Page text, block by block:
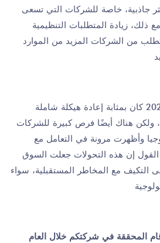
جاذبية، خاصة للشركات التي تسعى
زيادة المتطلبات التنظيمية
من الشركات المزيد من الموارد
بشكل عام، ما حدث في 2024 كان بمثابة إعادة هيكلة شاملة
ولكن هناك أيضًا فرص كبيرة للشركات
وأظهرت مرونة في التعامل مع
القول إن هذه التحولات جعلت السوق
التكيف مع المخاطر المستقبلية، سواء
المحققة في شركتكم خلال العام